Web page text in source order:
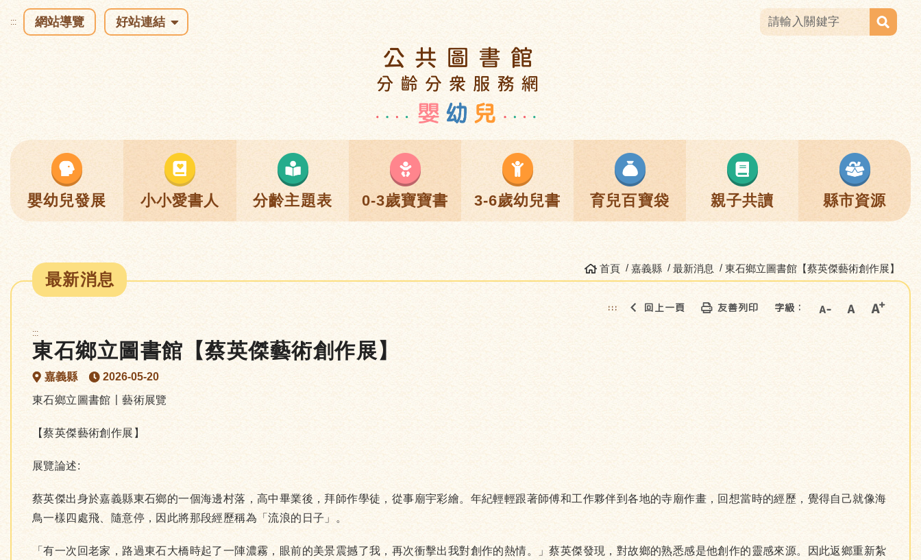
::: 網站導覽 好站連結
嬰幼兒發展 小小愛書人 分齡主題表 0-3歲寶寶書 3-6歲幼兒書 育兒百寶袋 親子共讀 縣市資源
首頁 嘉義縣 最新消息 東石鄉立圖書館【蔡英傑藝術創作展】
最新消息
::: 回上一頁 友善列印 字級：
:::
東石鄉立圖書館【蔡英傑藝術創作展】
嘉義縣
2026-05-20
東石鄉立圖書館〡藝術展覽
【蔡英傑藝術創作展】
展覽論述:
蔡英傑出身於嘉義縣東石鄉的一個海邊村落，高中畢業後，拜師作學徒，從事廟宇彩繪。年紀輕輕跟著師傅和工作夥伴到各地的寺廟作畫，回想當時的經歷，覺得自己就像海
鳥一樣四處飛、隨意停，因此將那段經歷稱為「流浪的日子」。
「有一次回老家，路過東石大橋時起了一陣濃霧，眼前的美景震撼了我，再次衝擊出我對創作的熱情。」蔡英傑發現，對故鄉的熟悉感是他創作的靈感來源。因此返鄉重新紮